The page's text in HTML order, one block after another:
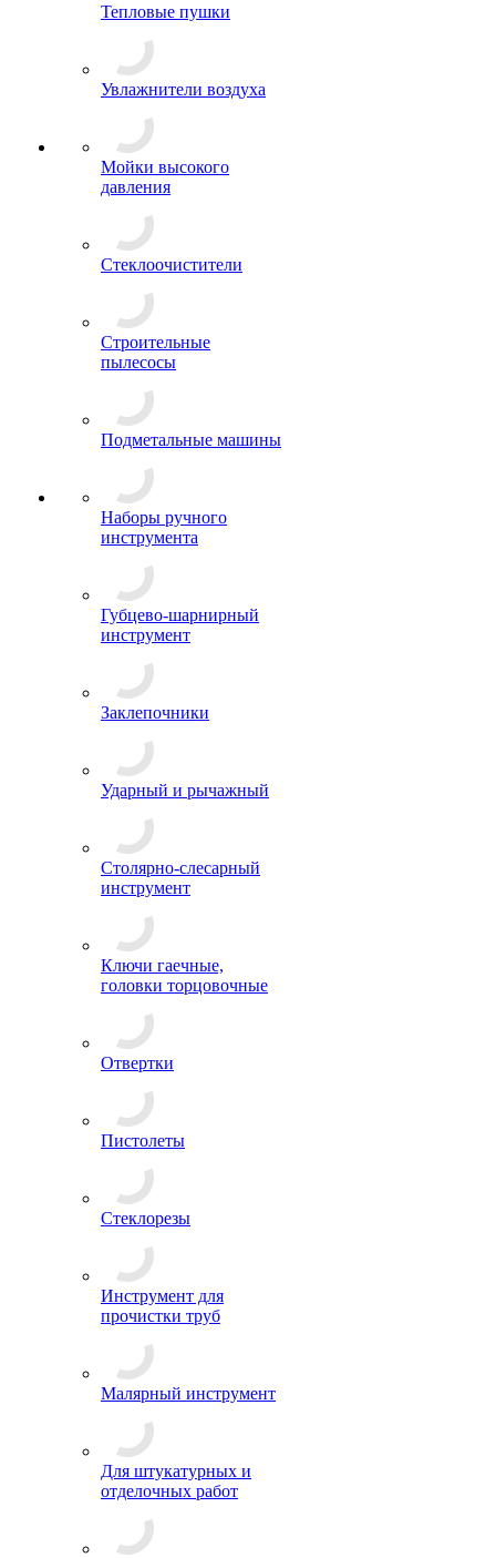
Тепловые пушки
Увлажнители воздуха
Мойки высокого
давления
Стеклоочистители
Строительные
пылесосы
Подметальные машины
Наборы ручного
инструмента
Губцево-шарнирный
инструмент
Заклепочники
Ударный и рычажный
Столярно-слесарный
инструмент
Ключи гаечные,
головки торцовочные
Отвертки
Пистолеты
Стеклорезы
Инструмент для
прочистки труб
Малярный инструмент
Для штукатурных и
отделочных работ